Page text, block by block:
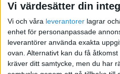
Vi värdesätter din
Vi och våra leverantorer lagrar
enhet för personanpassade
leverantörer använda exakta
ovan. Alternativt kan du få
kräver ditt samtycke, men du har
Har du
Kontakta